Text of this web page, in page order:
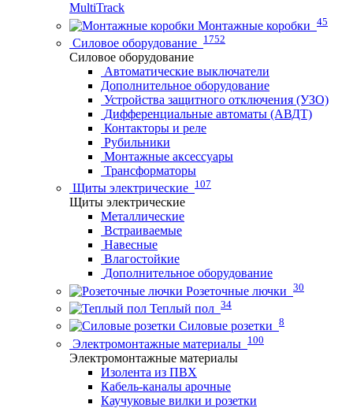
MultiTrack
Монтажные коробки 45
Силовое оборудование 1752
Силовое оборудование
Автоматические выключатели
Дополнительное оборудование
Устройства защитного отключения (УЗО)
Дифференциальные автоматы (АВДТ)
Контакторы и реле
Рубильники
Монтажные аксессуары
Трансформаторы
Щиты электрические 107
Щиты электрические
Металлические
Встраиваемые
Навесные
Влагостойкие
Дополнительное оборудование
Розеточные лючки 30
Теплый пол 34
Силовые розетки 8
Электромонтажные материалы 100
Электромонтажные материалы
Изолента из ПВХ
Кабель-каналы арочные
Каучуковые вилки и розетки